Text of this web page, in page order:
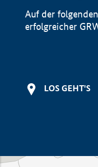
Auf der
erfolgreicher
LOS GEHT'S